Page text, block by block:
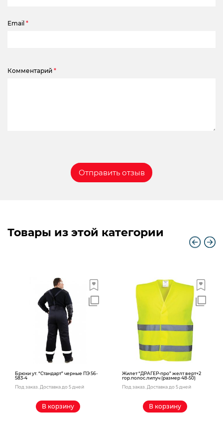
Email *
Комментарий *
Товары из этой категории
Брюки ут. “Стандарт” черные ПЭ 56-
583-4
Под заказ. Доставка до 5 дней
В корзину
Жилет “ДРАГЕР-про” желт верт+2
гор.полос.липуч (размер 48-50)
Под заказ. Доставка до 5 дней
В корзину